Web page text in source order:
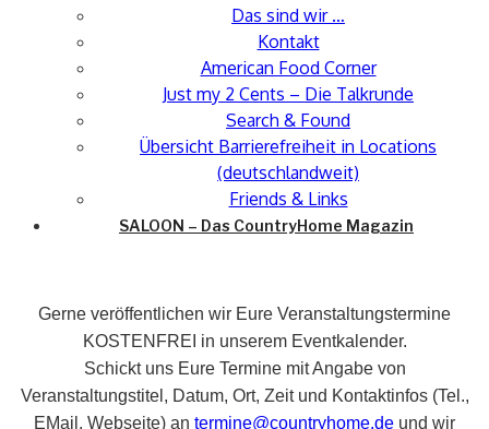
Das sind wir …
Kontakt
American Food Corner
Just my 2 Cents – Die Talkrunde
Search & Found
Übersicht Barrierefreiheit in Locations
(deutschlandweit)
Friends & Links
SALOON – Das CountryHome Magazin
Gerne veröffentlichen wir Eure Veranstaltungstermine
KOSTENFREI in unserem Eventkalender.
Schickt uns Eure Termine mit Angabe von
Veranstaltungstitel, Datum, Ort, Zeit und Kontaktinfos (Tel.,
EMail, Webseite) an termine@countryhome.de und wir